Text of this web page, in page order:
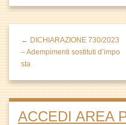
← DICHIARAZIONE 730/2023
– Adempimenti sostituti d’impo
sta
ACCEDI AREA